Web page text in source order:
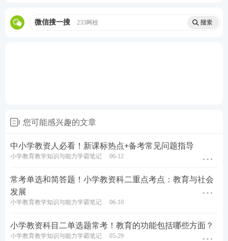
举例：中国古代的“六艺”、西方古代的“七艺”是最早
的学科课程
代表人物：怀特海。
举例：《品德与社会》《自然》《艺术》《科学》
三、从课程设计、开发和管理主体来区分：国家课
1.国家课程：属于一级课程，根据所有公民基本素质
微信搜一搜 233网校
您可能感兴趣的文章
中小学教资人必看！新课标热点+备考常见问题指导
小学教育教学知识与能力学霸笔记 06-12
常考单选和简答题！小学教资科二重点考点：教育与社会
发展
小学教育教学知识与能力学霸笔记 06-10
小学教资科目二单选题常考！教育的功能包括哪些方面？
小学教育教学知识与能力学霸笔记 05-29